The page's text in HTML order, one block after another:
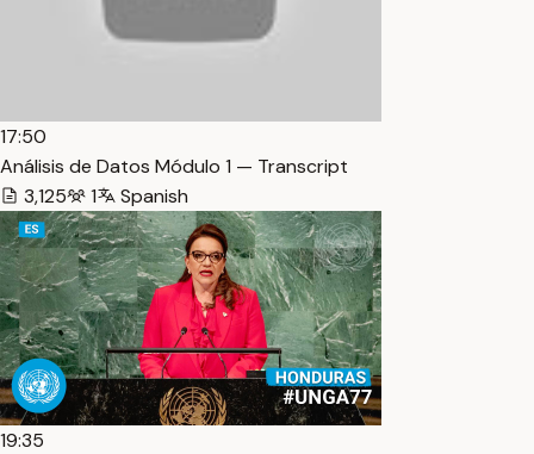
17:50
Análisis de Datos Módulo 1 — Transcript
3,125
1 Spanish
19:35